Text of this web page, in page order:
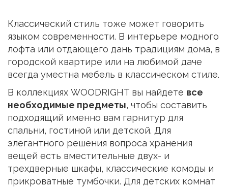
Классический стиль тоже может говорить
языком современности. В интерьере модного
лофта или отдающего дань традициям дома, в
городской квартире или на любимой даче
всегда уместна мебель в классическом стиле.
В коллекциях WOODRIGHT вы найдете все
необходимые предметы, чтобы составить
подходящий именно вам гарнитур для
спальни, гостиной или детской. Для
элегантного решения вопроса хранения
вещей есть вместительные двух- и
трехдверные шкафы, классические комоды и
прикроватные тумбочки. Для детских комнат